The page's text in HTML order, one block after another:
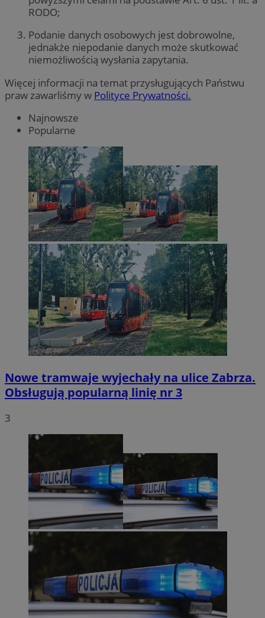
RODO;
Podanie danych osobowych jest dobrowolne,
jednakże niepodanie danych może skutkować
niemożliwością wysłania zapytania.
Więcej informacji na temat przysługujących Państwu
praw zawarliśmy w Polityce Prywatności.
Najnowsze
Popularne
Nowe tramwaje wyjechały na ulice Zabrza.
Obsługują popularną linię nr 3
3